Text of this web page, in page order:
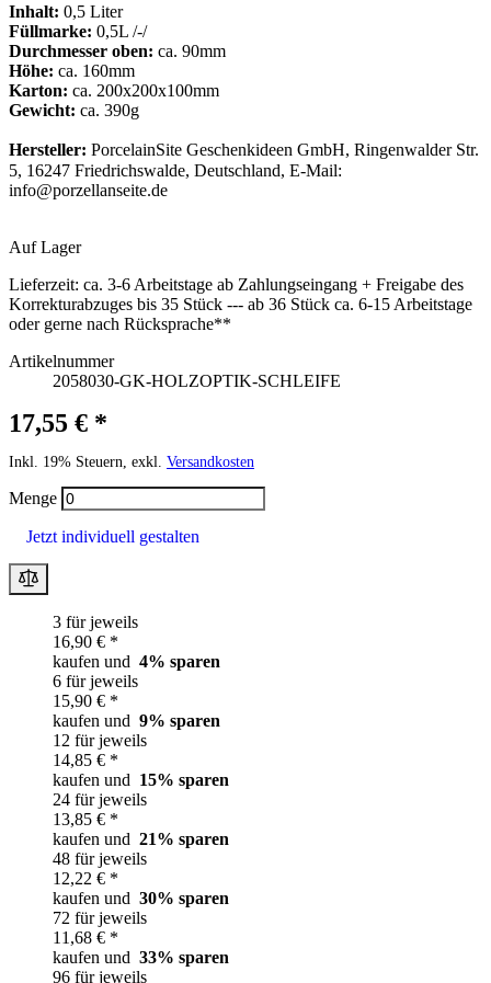
Inhalt: 0,5 Liter
Füllmarke: 0,5L /-/
Durchmesser oben: ca. 90mm
Höhe: ca. 160mm
Karton: ca. 200x200x100mm
Gewicht: ca. 390g
Hersteller: PorcelainSite Geschenkideen GmbH, Ringenwalder Str.
5, 16247 Friedrichswalde, Deutschland, E-Mail:
info@porzellanseite.de
Auf Lager
Lieferzeit: ca. 3-6 Arbeitstage ab Zahlungseingang + Freigabe des
Korrekturabzuges bis 35 Stück --- ab 36 Stück ca. 6-15 Arbeitstage
oder gerne nach Rücksprache**
Artikelnummer
2058030-GK-HOLZOPTIK-SCHLEIFE
17,55 € *
Inkl. 19% Steuern, exkl. Versandkosten
Menge
Jetzt individuell gestalten
3 für jeweils
16,90 € *
kaufen und 4% sparen
6 für jeweils
15,90 € *
kaufen und 9% sparen
12 für jeweils
14,85 € *
kaufen und 15% sparen
24 für jeweils
13,85 € *
kaufen und 21% sparen
48 für jeweils
12,22 € *
kaufen und 30% sparen
72 für jeweils
11,68 € *
kaufen und 33% sparen
96 für jeweils